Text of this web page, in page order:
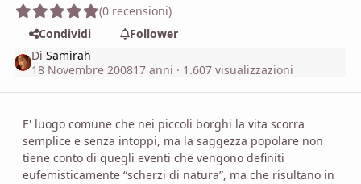
(0 recensioni)
Condividi
Follower
DiSamirah
18 Novembre 200817 anni · 1.607 visualizzazioni
E' luogo comune che nei piccoli borghi la vita scorra
semplice e senza intoppi, ma la saggezza popolare non
tiene conto di quegli eventi che vengono definiti
eufemisticamente “scherzi di natura”, ma che risultano in